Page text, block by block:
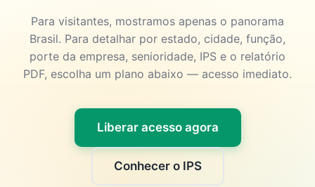
Para visitantes, mostramos apenas o panorama
Brasil. Para detalhar por estado, cidade, função,
porte da empresa, senioridade, IPS e o relatório
PDF, escolha um plano abaixo — acesso imediato.
Liberar acesso agora
Conhecer o IPS